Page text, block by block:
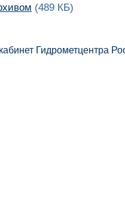
(489 КБ)
Гидрометцентра